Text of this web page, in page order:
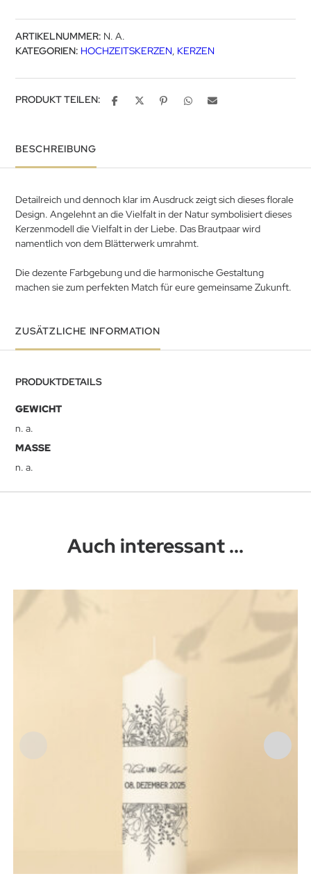
ARTIKELNUMMER: N. A.
KATEGORIEN: HOCHZEITSKERZEN, KERZEN
PRODUKT TEILEN:
BESCHREIBUNG
Detailreich und dennoch klar im Ausdruck zeigt sich dieses florale
Design. Angelehnt an die Vielfalt in der Natur symbolisiert dieses
Kerzenmodell die Vielfalt in der Liebe. Das Brautpaar wird
namentlich von dem Blätterwerk umrahmt.
Die dezente Farbgebung und die harmonische Gestaltung
machen sie zum perfekten Match für eure gemeinsame Zukunft.
ZUSÄTZLICHE INFORMATION
PRODUKTDETAILS
GEWICHT
n. a.
MASSE
n. a.
Auch interessant ...